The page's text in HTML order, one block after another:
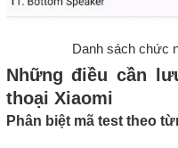
Danh sách chức
Những điều cần
thoại Xiaomi
Phân biệt mã test theo